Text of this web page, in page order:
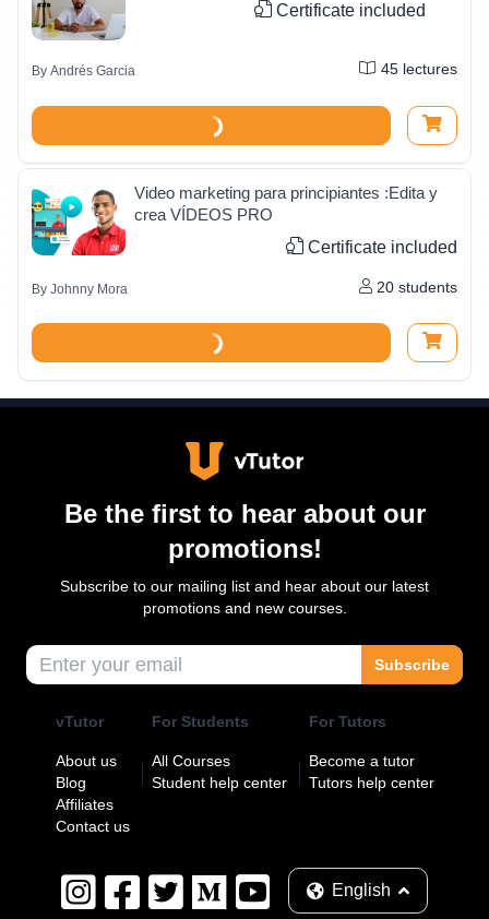
Certificate included
By Andrés Garcia 45 lectures
Video marketing para principiantes :Edita y
crea VÍDEOS PRO
Certificate included
By Johnny Mora 20 students
Be the first to hear about our
promotions!
Subscribe to our mailing list and hear about our latest
promotions and new courses.
Subscribe
vTutor
About us
Blog
Affiliates
Contact us
For Students
All Courses
Student help center
For Tutors
Become a tutor
Tutors help center
English